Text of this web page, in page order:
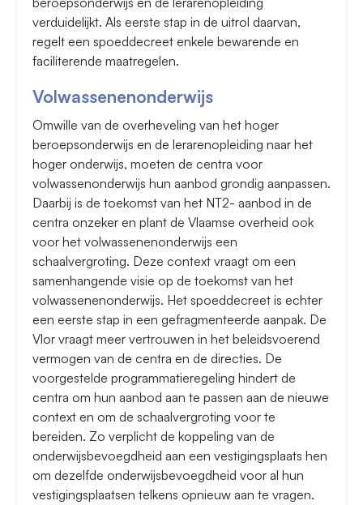
verduidelijkt. Als eerste stap in de uitrol daarvan,
regelt een spoeddecreet enkele bewarende en
faciliterende maatregelen.
Volwassenenonderwijs
Omwille van de overheveling van het hoger
beroepsonderwijs en de lerarenopleiding naar het
hoger onderwijs, moeten de centra voor
volwassenonderwijs hun aanbod grondig aanpassen.
Daarbij is de toekomst van het NT2- aanbod in de
centra onzeker en plant de Vlaamse overheid ook
voor het volwassenenonderwijs een
schaalvergroting. Deze context vraagt om een
samenhangende visie op de toekomst van het
volwassenenonderwijs. Het spoeddecreet is echter
een eerste stap in een gefragmenteerde aanpak. De
Vlor vraagt meer vertrouwen in het beleidsvoerend
vermogen van de centra en de directies. De
voorgestelde programmatieregeling hindert de
centra om hun aanbod aan te passen aan de nieuwe
context en om de schaalvergroting voor te
bereiden. Zo verplicht de koppeling van de
onderwijsbevoegdheid aan een vestigingsplaats hen
om dezelfde onderwijsbevoegdheid voor al hun
vestigingsplaatsen telkens opnieuw aan te vragen.